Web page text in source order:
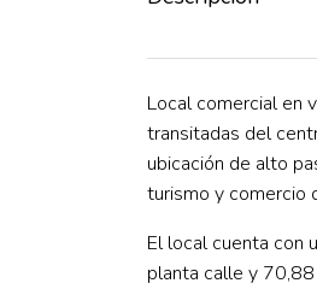
Local comercial en
transitadas del
ubicación de alto
turismo y comercio
El local cuenta con
planta calle y